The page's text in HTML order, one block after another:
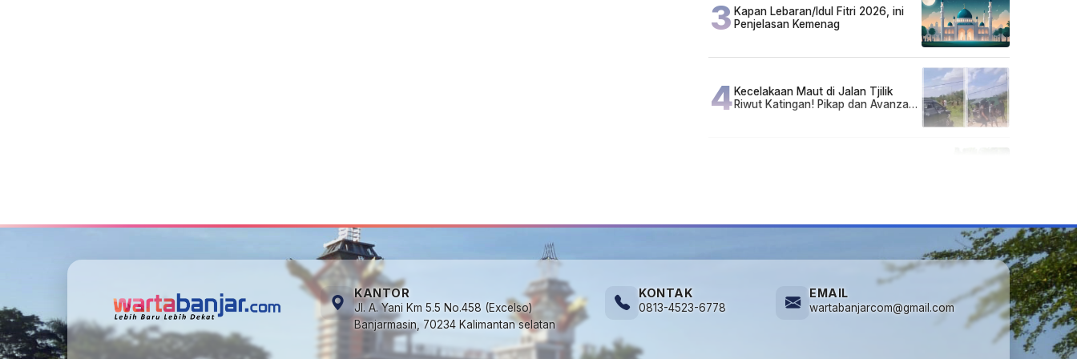
3 Kapan Lebaran/Idul Fitri 2026, ini
Penjelasan Kemenag
4Kecelakaan Maut di Jalan Tjilik
Riwut Katingan! Pikap dan Avanza
KANTOR
Jl. A. Yani Km 5.5 No.458 (Excelso)
Banjarmasin, 70234 Kalimantan selatan
KONTAK
0813-4523-6778
EMAIL
wartabanjarcom@gmail.com